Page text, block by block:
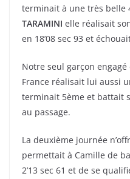
terminait à une très belle
TARAMINI elle réalisait
en 18’08 sec 93 et
Notre seul garçon
France réalisait lui aussi
terminait 5ème et battait
au passage.
La deuxième journée
permettait à Camille de
2’13 sec 61 et de se